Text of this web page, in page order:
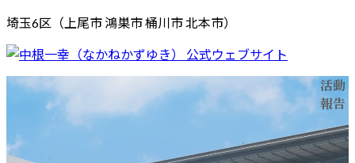
コ
ン
テ
ン
ス
キ
ナ
ビ
ゲ
ー
ン
に
埼玉6区（上尾市 鴻巣市 桶川市 北本市）
ホーム プロフィール
応援する
お問い合わせ
活動
報告